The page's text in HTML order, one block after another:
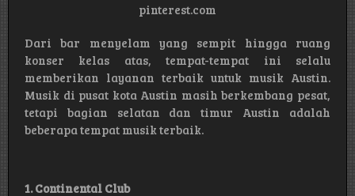
pinterest.com
Dari bar menyelam yang sempit hingga ruang
konser kelas atas, tempat-tempat ini selalu
memberikan layanan terbaik untuk musik Austin.
Musik di pusat kota Austin masih berkembang pesat,
tetapi bagian selatan dan timur Austin adalah
beberapa tempat musik terbaik.
1. Continental Club